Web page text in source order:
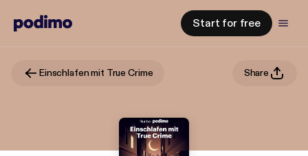
Start for free
Einschlafen mit True Crime Share